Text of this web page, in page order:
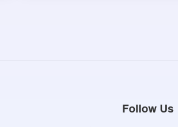
Follow Us